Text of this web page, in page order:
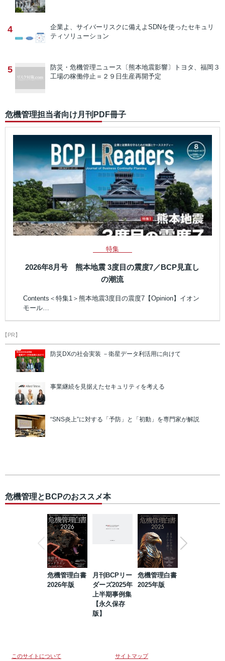
4 企業よ、サイバーリスクに備えよ SDNを使ったセキュリ
ティソリューション
5 防災・危機管理ニュース 〔熊本地震影響〕トヨタ、福岡３
工場の稼働停止＝２９日生産再開予定
危機管理担当者向け月刊PDF冊子
特集
2026年8月号 熊本地震 3度目の震度7／BCP見直し
の潮流
Contents＜特集1＞熊本地震3度目の震度7【Opinion】イオン
モール…
【PR】
防災DXの社会実装 －衛星データ利活用に向けて
事業継続を見据えたセキュリティを考える
“SNS炎上”に対する「予防」と「初動」を専門家が解説
危機管理とBCPのおススメ本
危機管理白書
2026年版
月刊BCPリー
ダーズ2025年
上半期事例集
【永久保存
版】
危機管理白書
2025年版
このサイトについて サイトマップ